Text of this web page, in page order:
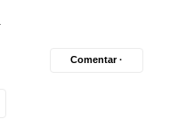
Comentar ·